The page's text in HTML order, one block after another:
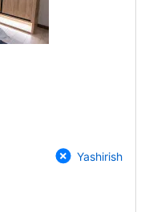
Yashirish